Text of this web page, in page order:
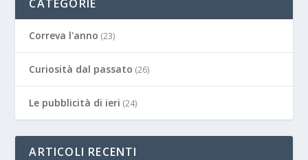
CATEGORIE
Correva l'anno (23)
Curiosità dal passato (26)
Le pubblicità di ieri (24)
ARTICOLI RECENTI